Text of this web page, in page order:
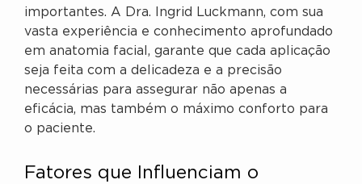
importantes. A Dra. Ingrid Luckmann, com sua
vasta experiência e conhecimento aprofundado
em anatomia facial, garante que cada aplicação
seja feita com a delicadeza e a precisão
necessárias para assegurar não apenas a
eficácia, mas também o máximo conforto para
o paciente.
Fatores que Influenciam o